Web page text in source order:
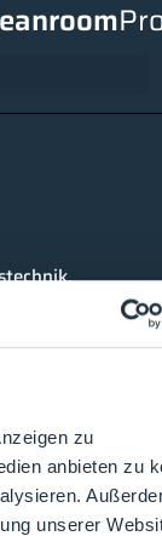
zu
anbieten zu
unserer
kannst
Themen